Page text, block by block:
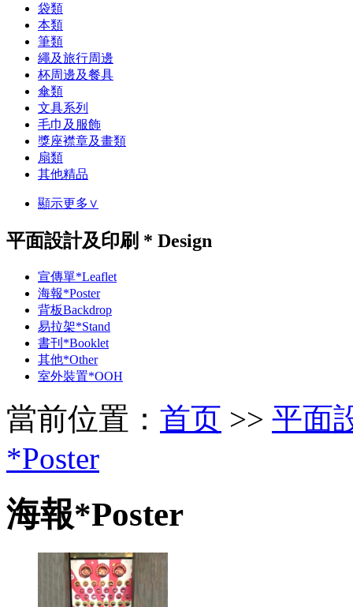
袋類
本類
筆類
繩及旅行周邊
杯周邊及餐具
傘類
文具系列
毛巾及服飾
獎座襟章及畫類
扇類
其他精品
顯示更多∨
平面設計及印刷 * Design
宣傳單*Leaflet
海報*Poster
背板Backdrop
易拉架*Stand
書刊*Booklet
其他*Other
室外裝置*OOH
當前位置： 首页 >> 平面
*Poster
海報*Poster